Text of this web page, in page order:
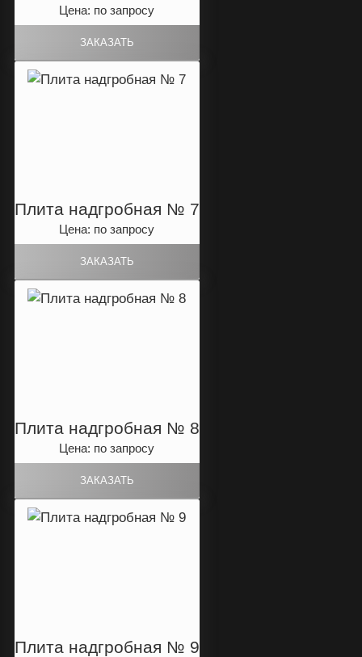
Цена: по запросу
Плита надгробная № 7
Цена: по запросу
Плита надгробная № 8
Цена: по запросу
Плита надгробная № 9